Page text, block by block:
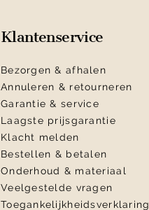
Klantenservice
Bezorgen & afhalen
Annuleren & retourneren
Garantie & service
Laagste prijsgarantie
Klacht melden
Bestellen & betalen
Onderhoud & materiaal
Veelgestelde vragen
Toegankelijkheidsverklaring